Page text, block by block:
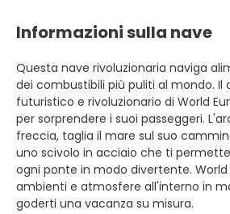
Informazioni sulla nave
Questa nave rivoluzionaria naviga
dei combustibili più puliti al mondo. Il
futuristico e rivoluzionario di World
per sorprendere i suoi passeggeri.
freccia, taglia il mare sul suo
uno scivolo in acciaio che ti
ogni ponte in modo divertente.
ambienti e atmosfere all'interno in
goderti una vacanza su misura.